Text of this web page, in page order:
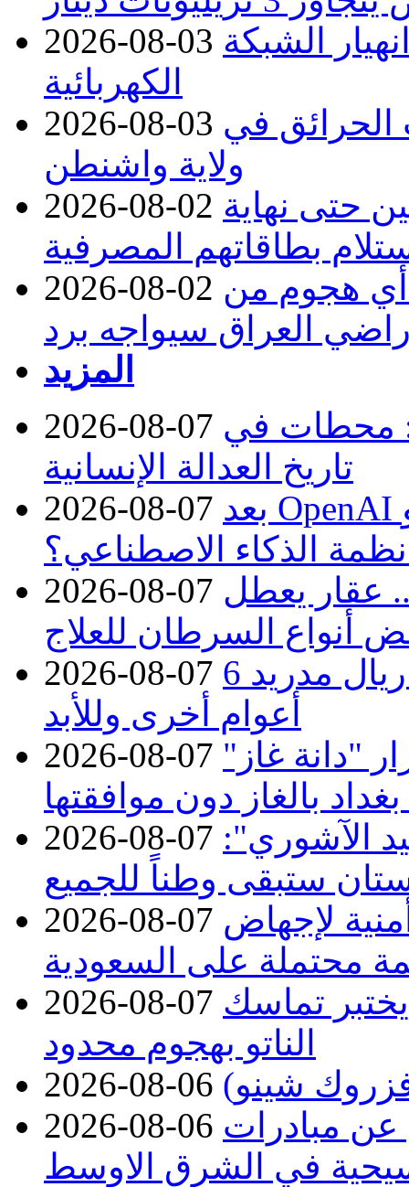
2026-08-03 الشبكة
الكهربائية
2026-08-03 الحرائق في
ولاية واشنطن
2026-08-02 حتى نهاية
بطاقاتهم المصرفية
2026-08-02 أي هجوم من
العراق سيواجه برد
المزيد
2026-08-07 محطات في
تاريخ العدالة الإنسانية
2026-08-07 بعد OpenAI وMeta.. لماذا تتكرر حوادث
الذكاء الاصطناعي؟
2026-08-07 عقار يعطل
أنواع السرطان للعلاج
2026-08-07 بـ24 مليون يورو.. فينيسيوس مع ريال مدريد 6
أعوام أخرى وللأبد
2026-08-07 "دانة غاز"
بالغاز دون موافقتها
2026-08-07 الآشوري":
ستبقى وطناً للجميع
2026-08-07 لإجهاض
محتملة على السعودية
2026-08-07 يختبر تماسك
الناتو بهجوم محدود
2026-08-06
2026-08-06 عن مبادرات
في الشرق الاوسط